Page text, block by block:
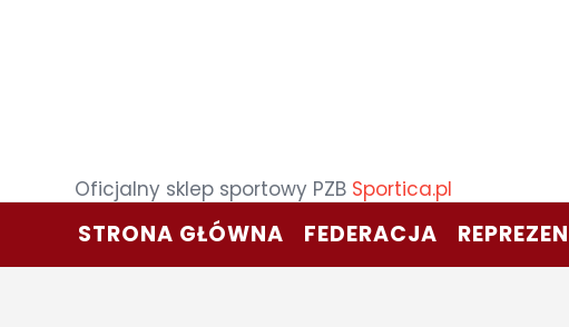
Oficjalny sklep sportowy PZB Sportica.pl
STRONA GŁÓWNA FEDERACJA